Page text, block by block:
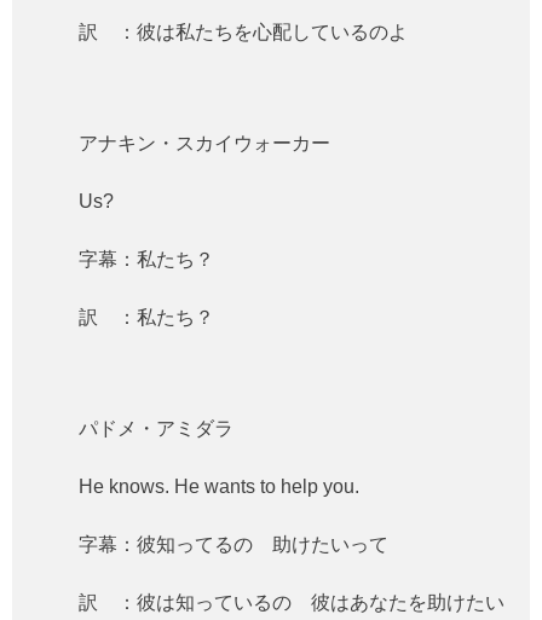
訳 ：彼は私たちを心配しているのよ
アナキン・スカイウォーカー
Us?
字幕：私たち？
訳 ：私たち？
パドメ・アミダラ
He knows. He wants to help you.
字幕：彼知ってるの 助けたいって
訳 ：彼は知っているの 彼はあなたを助けたい